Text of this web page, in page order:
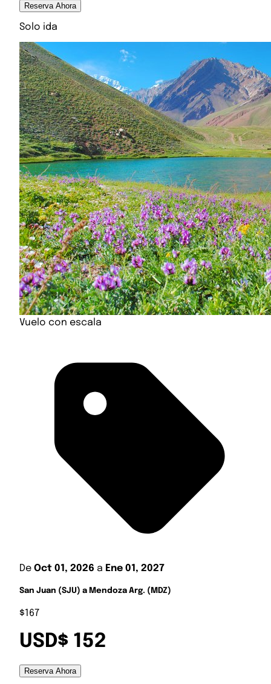
Reserva Ahora
Solo ida
Vuelo con escala
De Oct 01, 2026 a Ene 01, 2027
San Juan (SJU) a Mendoza Arg. (MDZ)
$167
USD$ 152
Reserva Ahora